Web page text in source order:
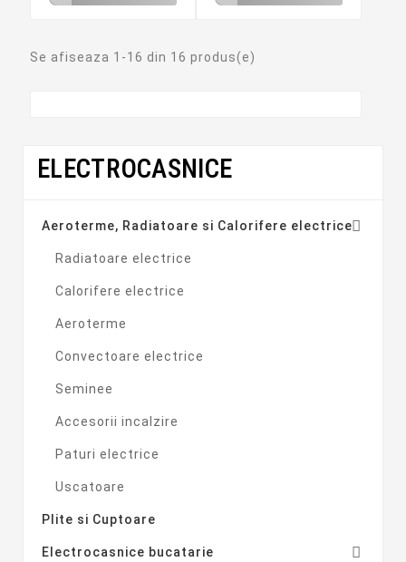
Se afiseaza 1-16 din 16 produs(e)
lei
ELECTROCASNICE
Aeroterme, Radiatoare si Calorifere electrice
Radiatoare electrice
Calorifere electrice
Aeroterme
Convectoare electrice
Seminee
Accesorii incalzire
Paturi electrice
Uscatoare
Plite si Cuptoare
Electrocasnice bucatarie 